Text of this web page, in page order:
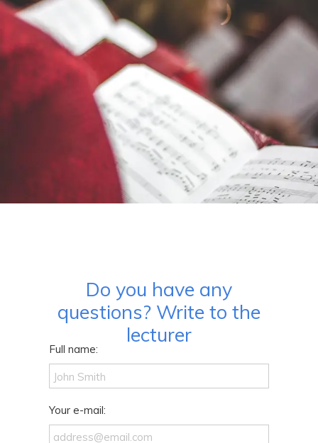
Do you have any
questions? Write to the
lecturer
Full name:
Your e-mail: